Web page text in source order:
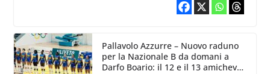
Pallavolo Azzurre – Nuovo raduno
per la Nazionale B da domani a
Darfo Boario: il 12 e il 13 amichevoli